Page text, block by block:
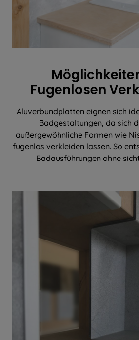
Fugenlosen
Aluverbundplatten eignen sich
Badgestaltungen, da sich
außergewöhnliche Formen wie
fugenlos verkleiden lassen. So
Badausführungen ohne